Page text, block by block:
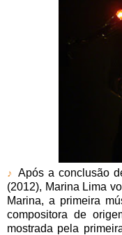
♪ Após a conclusão
(2012), Marina Lima
Marina, a primeira
compositora de
mostrada pela